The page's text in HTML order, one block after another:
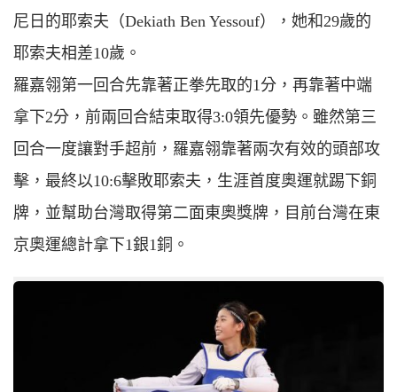
尼日的耶索夫（Dekiath Ben Yessouf），她和29歲的
耶索夫相差10歲。
羅嘉翎第一回合先靠著正拳先取的1分，再靠著中端
拿下2分，前兩回合結束取得3:0領先優勢。雖然第三
回合一度讓對手超前，羅嘉翎靠著兩次有效的頭部攻
擊，最終以10:6擊敗耶索夫，生涯首度奧運就踢下銅
牌，並幫助台灣取得第二面東奧獎牌，目前台灣在東
京奧運總計拿下1銀1銅。